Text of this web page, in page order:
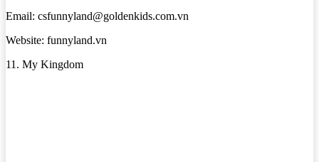
Email: csfunnyland@goldenkids.com.vn
Website: funnyland.vn
11. My Kingdom